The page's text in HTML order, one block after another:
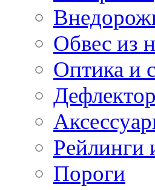
Обвес из
Оптика и
Рейлинги
Пороги